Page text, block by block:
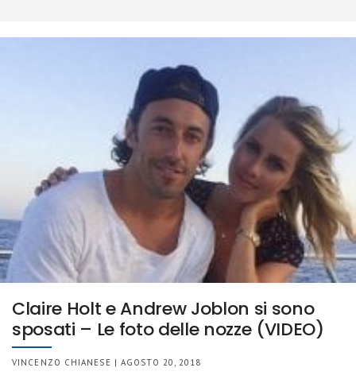
Claire Holt e Andrew Joblon si sono
sposati – Le foto delle nozze (VIDEO)
VINCENZO CHIANESE | AGOSTO 20, 2018